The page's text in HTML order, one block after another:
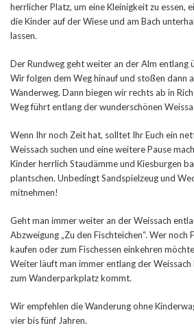
herrlicher Platz, um eine Kleinigkeit zu essen,
die Kinder auf der Wiese und am Bach
lassen.
Der Rundweg geht weiter an der Alm entlang
Wir folgen dem Weg hinauf und stoßen dann
Wanderweg. Dann biegen wir rechts ab in
Weg führt entlang der wunderschönen
Wenn Ihr noch Zeit hat, solltet Ihr Euch ein
Weissach suchen und eine weitere Pause
Kinder herrlich Staudämme und Kiesburgen
plantschen. Unbedingt Sandspielzeug und
mitnehmen!
Geht man immer weiter an der Weissach
Abzweigung „Zu den Fischteichen“. Wer noch
kaufen oder zum Fischessen einkehren
Weiter läuft man immer entlang der
zum Wanderparkplatz kommt.
Wir empfehlen die Wanderung ohne
vier bis fünf Jahren.